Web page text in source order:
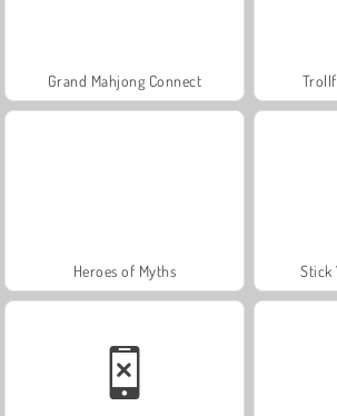
Grand Mahjong Connect
Heroes of Myths Stick